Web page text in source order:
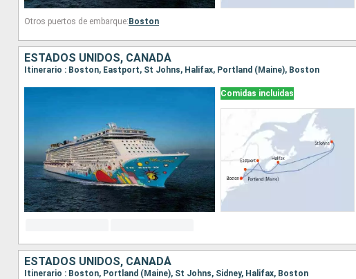
Otros puertos de embarque: Boston
ESTADOS UNIDOS, CANADÁ
Itinerario : Boston, Eastport, St Johns, Halifax, Portland (Maine), Boston
Comidas incluidas
ESTADOS UNIDOS, CANADÁ
Itinerario : Boston, Portland (Maine), St Johns, Sidney, Halifax, Boston